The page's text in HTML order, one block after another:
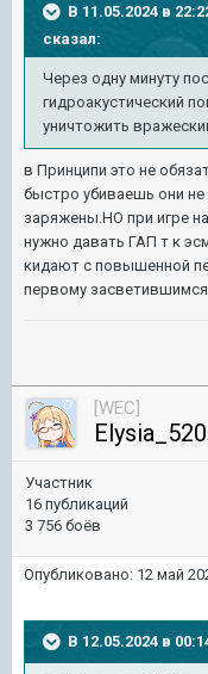
В 11.05.2024 в
сказал:
Через одну минуту
гидроакустический
уничтожить
в Принципи это не
быстро убиваешь они
заряжены.НО при игре
нужно давать ГАП т к
кидают с повышенной
первому засветившимся
[WEC]
Elysia_520
Участник
16 публикаций
3 756 боёв
Опубликовано: 12 май
В 12.05.2024 в